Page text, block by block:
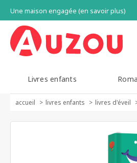
Une maison engagée (en savoir plus)
Livres enfants
accueil livres enfants livres d'éveil